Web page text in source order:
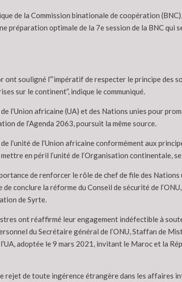
de la Commission binationale de coopération
optimale de la 7e session de la BNC qui
souligné l”’impératif de respecter le principe des
sur le continent”, indique le communiqué.
l’Union africaine (UA) et des Nations unies pour
de l’Agenda 2063, poursuit la même source.
l’unité de l’Union africaine conformément aux
en péril l’unité de l’Organisation continentale,
de renforcer le rôle de chef de file des
conclure la réforme du Conseil de sécurité de
de Syrte.
ont réaffirmé leur engagement indéfectible à
du Secrétaire général de l’ONU, Staffan de
adoptée le 9 mars 2021, invitant le Maroc et la
rejet de toute ingérence étrangère dans les affaires